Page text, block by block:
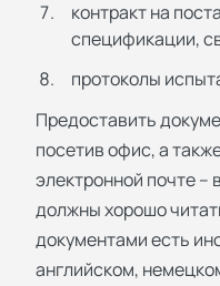
контракт на
спецификации,
протоколы
Предоставить
посетив офис, а
электронной почте –
должны хорошо
документами есть
английском,